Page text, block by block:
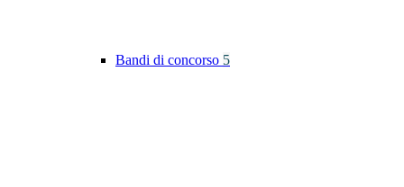
Bandi di concorso 5